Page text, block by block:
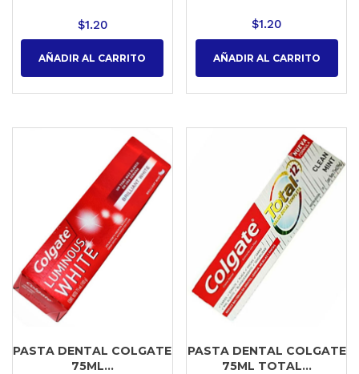
$1.20
AÑADIR AL CARRITO
$1.20
AÑADIR AL CARRITO
PASTA DENTAL COLGATE
75ML...
PASTA DENTAL COLGATE
75ML TOTAL...